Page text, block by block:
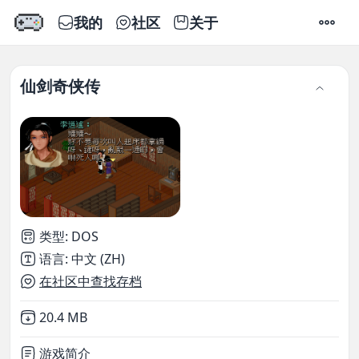
我的 社区 关于 设置
仙剑奇侠传
类型: DOS
语言: 中文 (ZH)
在社区中查找存档
Not downloaded
20.4 MB
游戏简介